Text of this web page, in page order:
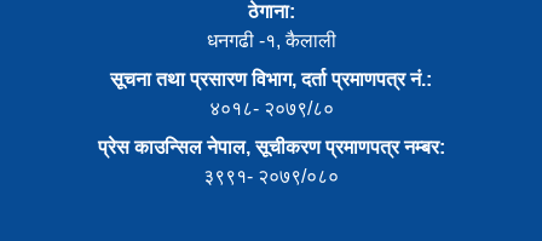
ठेगाना:
धनगढी -१, कैलाली
सूचना तथा प्रसारण विभाग, दर्ता प्रमाणपत्र नं.:
४०१८- २०७९/८०
प्रेस काउन्सिल नेपाल, सूचीकरण प्रमाणपत्र नम्बर:
३९९१- २०७९/०८०